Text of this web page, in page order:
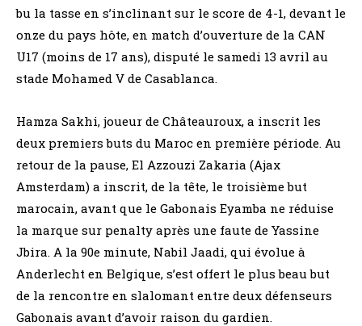
bu la tasse en s’inclinant sur le score de 4-1, devant le
onze du pays hôte, en match d’ouverture de la CAN
U17 (moins de 17 ans), disputé le samedi 13 avril au
stade Mohamed V de Casablanca.
Hamza Sakhi, joueur de Châteauroux, a inscrit les
deux premiers buts du Maroc en première période. Au
retour de la pause, El Azzouzi Zakaria (Ajax
Amsterdam) a inscrit, de la tête, le troisième but
marocain, avant que le Gabonais Eyamba ne réduise
la marque sur penalty après une faute de Yassine
Jbira. A la 90e minute, Nabil Jaadi, qui évolue à
Anderlecht en Belgique, s’est offert le plus beau but
de la rencontre en slalomant entre deux défenseurs
Gabonais avant d’avoir raison du gardien.